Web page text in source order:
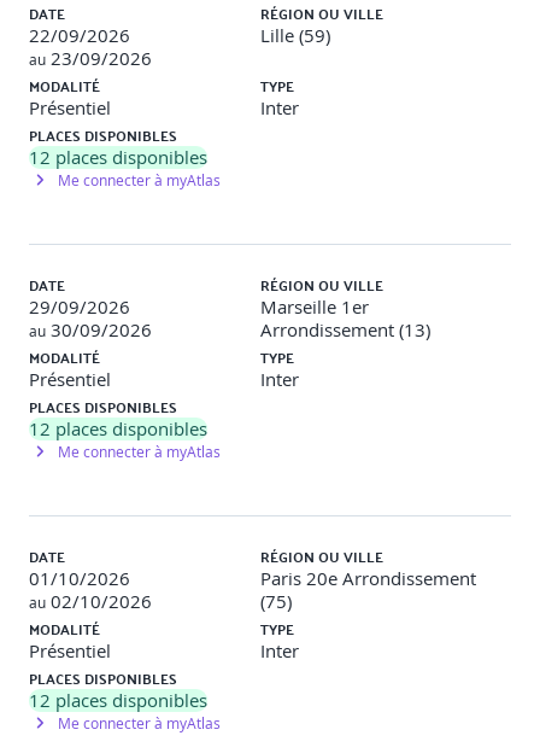
DATE
22/09/2026
au 23/09/2026
RÉGION OU VILLE
Lille (59)
MODALITÉ
Présentiel
TYPE
Inter
PLACES DISPONIBLES
12 places disponibles
Me connecter à myAtlas
DATE
29/09/2026
au 30/09/2026
RÉGION OU VILLE
Marseille 1er
Arrondissement (13)
MODALITÉ
Présentiel
TYPE
Inter
PLACES DISPONIBLES
12 places disponibles
Me connecter à myAtlas
DATE
01/10/2026
au 02/10/2026
RÉGION OU VILLE
Paris 20e Arrondissement
(75)
MODALITÉ
Présentiel
TYPE
Inter
PLACES DISPONIBLES
12 places disponibles
Me connecter à myAtlas